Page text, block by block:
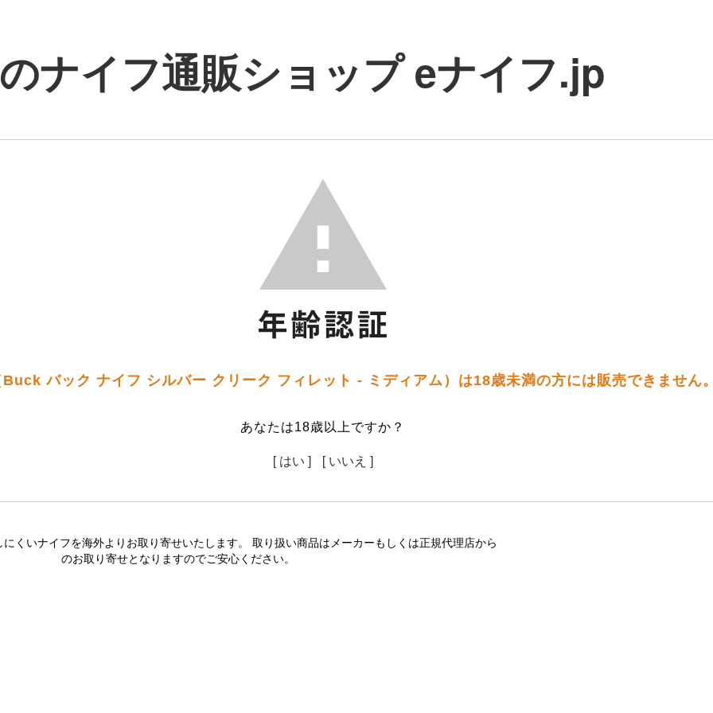
ナイフ通販ショップ eナイフ.jp
Buck バック ナイフ シルバー クリーク フィレット - ミディアム）は18歳未満の方には販売できません
あなたは18歳以上ですか？
[ はい ] [ いいえ ]
くいナイフを海外よりお取り寄せいたします。 取り扱い商品はメーカーもしくは正規代理店から
のお取り寄せとなりますのでご安心ください。